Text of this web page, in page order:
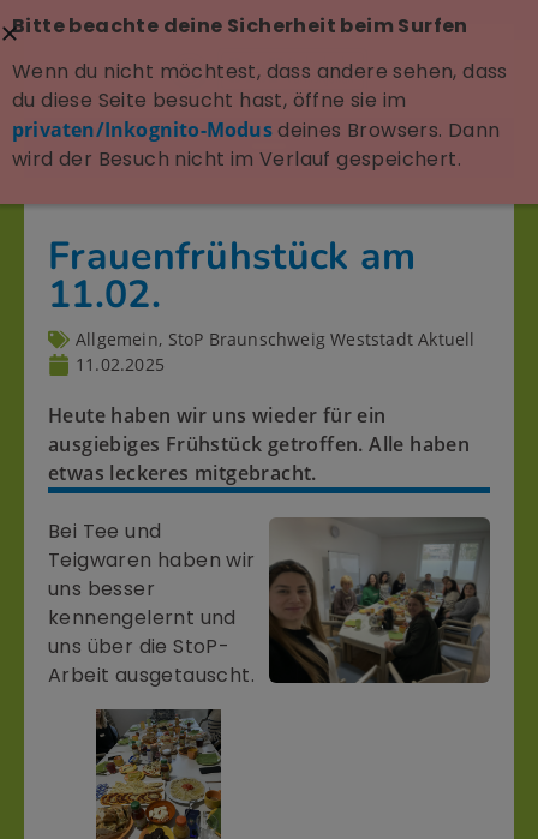
Frauenfrühstück am
11.02.
Allgemein, StoP Braunschweig Weststadt Aktuell
11.02.2025
Heute haben wir uns wieder für ein
ausgiebiges Frühstück getroffen. Alle haben
etwas leckeres mitgebracht.
Bei Tee und
Teigwaren haben wir
uns besser
kennengelernt und
uns über die StoP-
Arbeit ausgetauscht.
Bitte beachte deine Sicherheit beim Surfen
Wenn du nicht möchtest, dass andere sehen, dass
du diese Seite besucht hast, öffne sie im
privaten/Inkognito-Modusdeines Browsers. Dann
wird der Besuch nicht im Verlauf gespeichert.